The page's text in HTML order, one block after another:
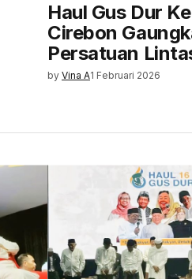
Haul Gus Dur
Cirebon
Persatuan
by Vina A1 Februari 2026